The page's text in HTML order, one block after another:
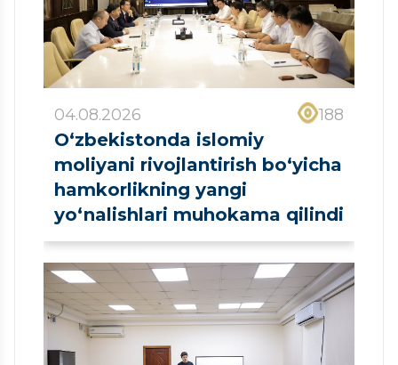
04.08.2026 188
O‘zbekistonda islomiy
moliyani rivojlantirish bo‘yicha
hamkorlikning yangi
yo‘nalishlari muhokama qilindi